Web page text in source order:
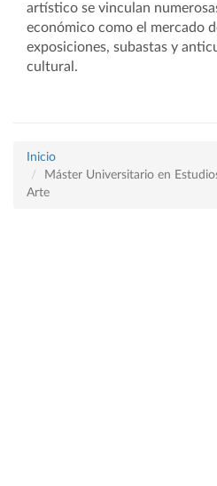
artístico se vinculan
económico como el mercado
exposiciones, subastas y
cultural.
Inicio
Máster Universitario en
Arte